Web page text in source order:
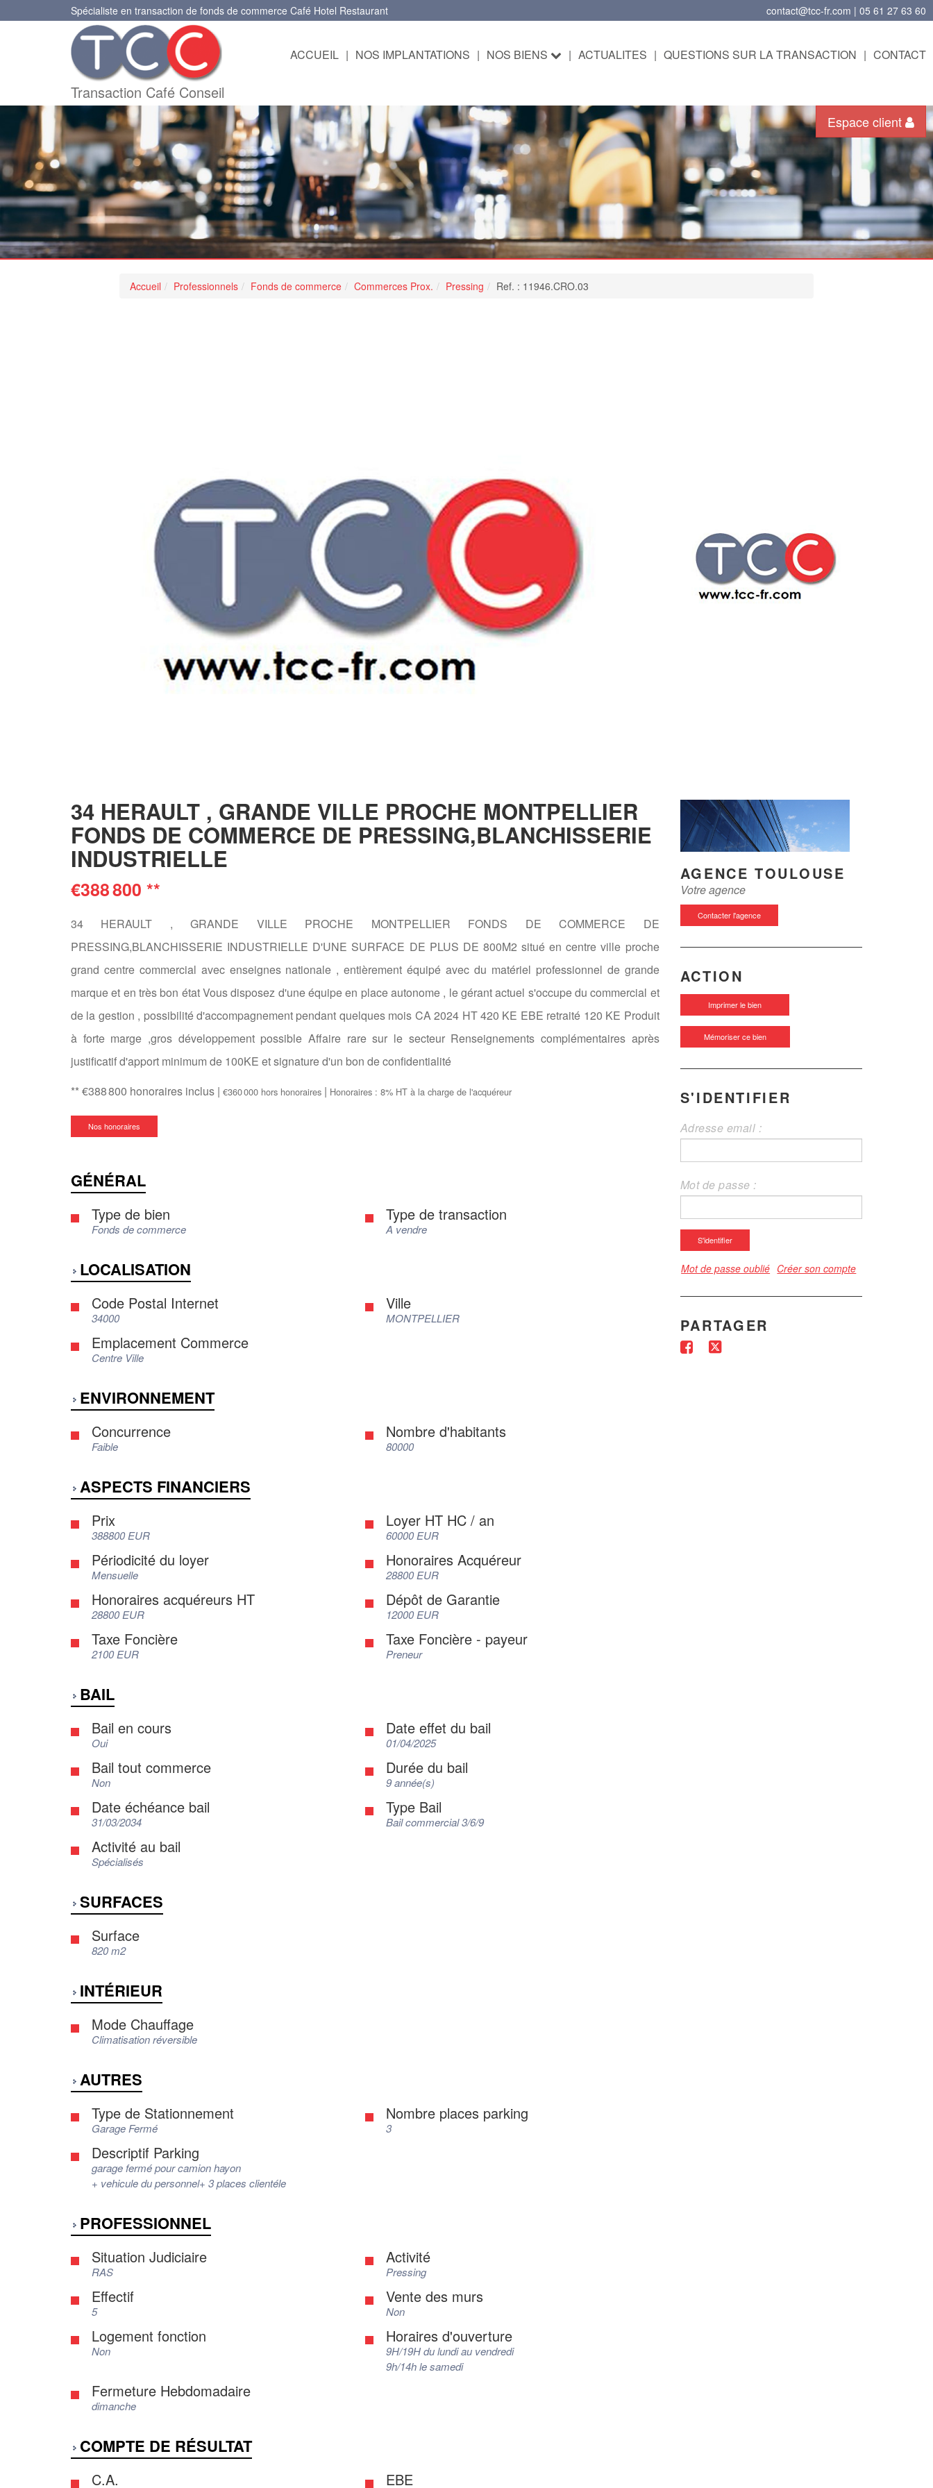
contact@tcc-fr.com | 05 61 27 63 60
Spécialiste en transaction de fonds de commerce Café Hotel Restaurant
Transaction Café Conseil
ACCUEIL | NOS IMPLANTATIONS | NOS BIENS | ACTUALITES | QUESTIONS SUR LA TRANSACTION | CONTACT
Espace client
Accueil Professionnels Fonds de commerce Commerces Prox. Pressing Ref. : 11946.CRO.03
34 HERAULT , GRANDE VILLE PROCHE MONTPELLIER
FONDS DE COMMERCE DE PRESSING,BLANCHISSERIE
INDUSTRIELLE
€388 800 **
34 HERAULT , GRANDE VILLE PROCHE MONTPELLIER FONDS DE COMMERCE DE
PRESSING,BLANCHISSERIE INDUSTRIELLE D'UNE SURFACE DE PLUS DE 800M2 situé en centre ville proche
grand centre commercial avec enseignes nationale , entièrement équipé avec du matériel professionnel de grande
marque et en très bon état Vous disposez d'une équipe en place autonome , le gérant actuel s'occupe du commercial et
de la gestion , possibilité d'accompagnement pendant quelques mois CA 2024 HT 420 KE EBE retraité 120 KE Produit
à forte marge ,gros développement possible Affaire rare sur le secteur Renseignements complémentaires après
justificatif d'apport minimum de 100KE et signature d'un bon de confidentialité
** €388 800 honoraires inclus | €360 000 hors honoraires | Honoraires : 8% HT à la charge de l'acquéreur
Nos honoraires
GÉNÉRAL
Type de bien
Fonds de commerce
Type de transaction
A vendre
LOCALISATION
Code Postal Internet
34000
Ville
MONTPELLIER
Emplacement Commerce
Centre Ville
ENVIRONNEMENT
Concurrence
Faible
Nombre d'habitants
80000
ASPECTS FINANCIERS
Prix
388800 EUR
Loyer HT HC / an
60000 EUR
Périodicité du loyer
Mensuelle
Honoraires Acquéreur
28800 EUR
Honoraires acquéreurs HT
28800 EUR
Dépôt de Garantie
12000 EUR
Taxe Foncière
2100 EUR
Taxe Foncière - payeur
Preneur
BAIL
Bail en cours
Oui
Date effet du bail
01/04/2025
Bail tout commerce
Non
Durée du bail
9 année(s)
Date échéance bail
31/03/2034
Type Bail
Bail commercial 3/6/9
Activité au bail
Spécialisés
SURFACES
Surface
820 m2
INTÉRIEUR
Mode Chauffage
Climatisation réversible
AUTRES
Type de Stationnement
Garage Fermé
Nombre places parking
3
Descriptif Parking
garage fermé pour camion hayon
+ vehicule du personnel+ 3 places clientéle
PROFESSIONNEL
Situation Judiciaire
RAS
Activité
Pressing
Effectif
5
Vente des murs
Non
Logement fonction
Non
Horaires d'ouverture
9H/19H du lundi au vendredi
9h/14h le samedi
Fermeture Hebdomadaire
dimanche
COMPTE DE RÉSULTAT
C.A. EBE
AGENCE TOULOUSE
Votre agence
Contacter l'agence
ACTION
Imprimer le bien
Mémoriser ce bien
S'IDENTIFIER
Adresse email :
Mot de passe :
S'identifier
Mot de passe oublié Créer son compte
PARTAGER